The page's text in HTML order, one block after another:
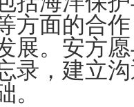
方面的合
展。安方
录，建立
。